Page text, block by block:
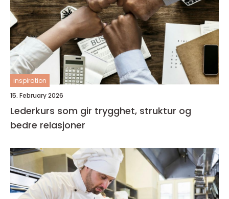
inspiration
15. February 2026
Lederkurs som gir trygghet, struktur og
bedre relasjoner